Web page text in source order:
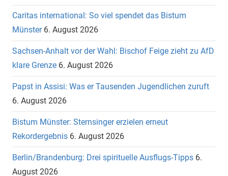
Caritas international: So viel spendet das Bistum
Münster 6. August 2026
Sachsen-Anhalt vor der Wahl: Bischof Feige zieht zu AfD
klare Grenze 6. August 2026
Papst in Assisi: Was er Tausenden Jugendlichen zuruft
6. August 2026
Bistum Münster: Sternsinger erzielen erneut
Rekordergebnis 6. August 2026
Berlin/Brandenburg: Drei spirituelle Ausflugs-Tipps 6.
August 2026